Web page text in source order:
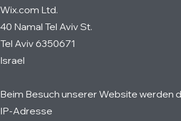
Wix.com Ltd.
40 Namal Tel Aviv St.
Tel Aviv 6350671
Israel
Beim Besuch unserer Website werden
IP-Adresse